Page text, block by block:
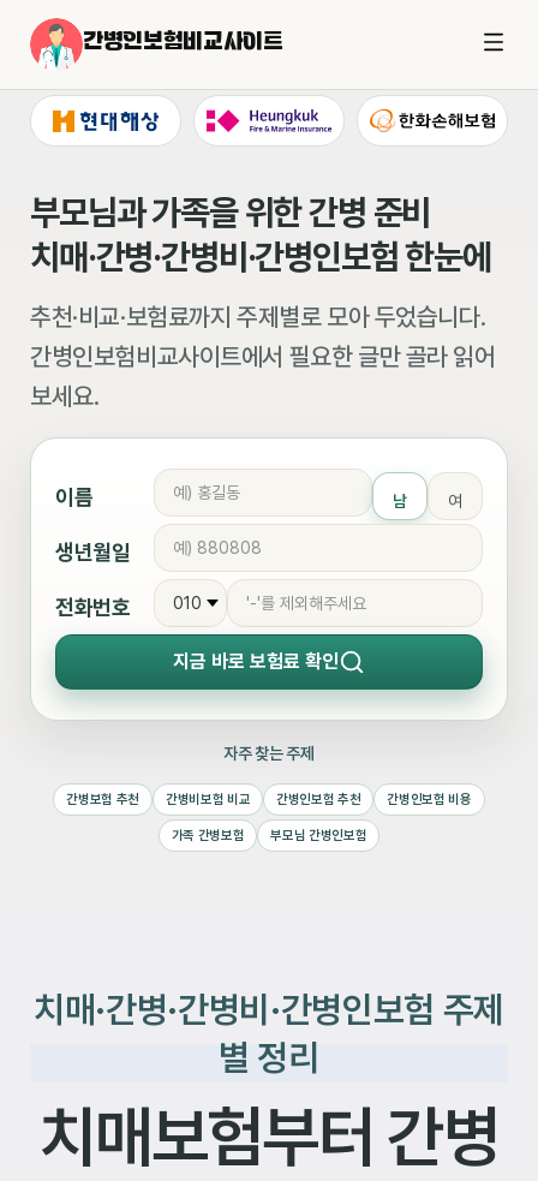
간병인보험비교사이트
부모님과 가족을 위한 간병 준비
치매·간병·간병비·간병인보험 한눈에
추천·비교·보험료까지 주제별로 모아 두었습니다.
간병인보험비교사이트에서 필요한 글만 골라 읽어
보세요.
이름 남 여
생년월일
전화번호
지금 바로 보험료 확인
자주 찾는 주제
간병보험 추천 간병비보험 비교 간병인보험 추천 간병인보험 비용
가족 간병보험 부모님 간병인보험
치매·간병·간병비·간병인보험 주제
별 정리
치매보험부터 간병